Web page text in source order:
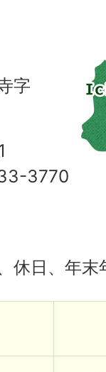
字
3770
休日、年